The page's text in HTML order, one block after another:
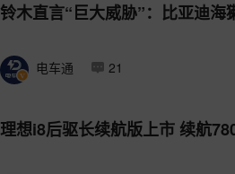
铃木直言“巨大威胁”：比亚迪
电车通 21
理想i8后驱长续航版上市 续航